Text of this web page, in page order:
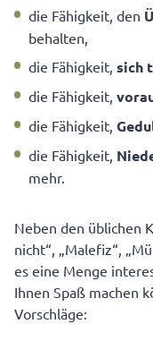
die Fähigkeit, den
behalten,
die Fähigkeit, sich
die Fähigkeit,
die Fähigkeit,
die Fähigkeit,
mehr.
Neben den üblichen
nicht“, „Malefiz“,
es eine Menge
Ihnen Spaß machen
Vorschläge: